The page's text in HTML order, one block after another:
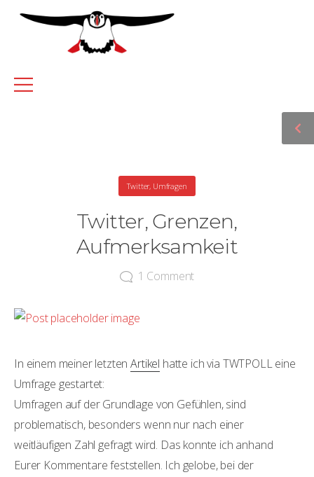
Twitter, Umfragen
Twitter, Grenzen,
Aufmerksamkeit
1 Comment
In einem meiner letztenArtikel hatte ich via TWTPOLL eine
Umfrage gestartet:
Umfragen auf der Grundlage von Gefühlen, sind
problematisch, besonders wenn nur nach einer
weitläufigen Zahl gefragt wird. Das konnte ich anhand
Eurer Kommentare feststellen. Ich gelobe, bei der